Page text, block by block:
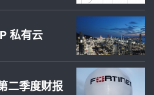
私有云
二季度财报